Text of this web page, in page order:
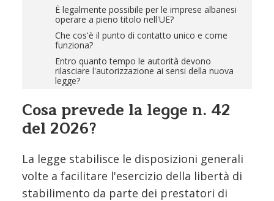
È legalmente possibile per le imprese albanesi
operare a pieno titolo nell'UE?
Che cos'è il punto di contatto unico e come
funziona?
Entro quanto tempo le autorità devono
rilasciare l'autorizzazione ai sensi della nuova
legge?
Cosa prevede la legge n. 42
del 2026?
La legge stabilisce le disposizioni generali
volte a facilitare l'esercizio della libertà di
stabilimento da parte dei prestatori di